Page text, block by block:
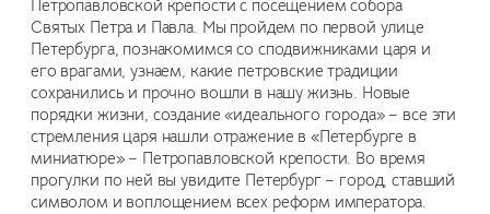
Петропавловской крепости с посещением собора
Святых Петра и Павла. Мы пройдем по первой улице
Петербурга, познакомимся со сподвижниками царя и
его врагами, узнаем, какие петровские традиции
сохранились и прочно вошли в нашу жизнь. Новые
порядки жизни, создание «идеального города» – все эти
стремления царя нашли отражение в «Петербурге в
миниатюре» – Петропавловской крепости. Во время
прогулки по ней вы увидите Петербург – город, ставший
символом и воплощением всех реформ императора.